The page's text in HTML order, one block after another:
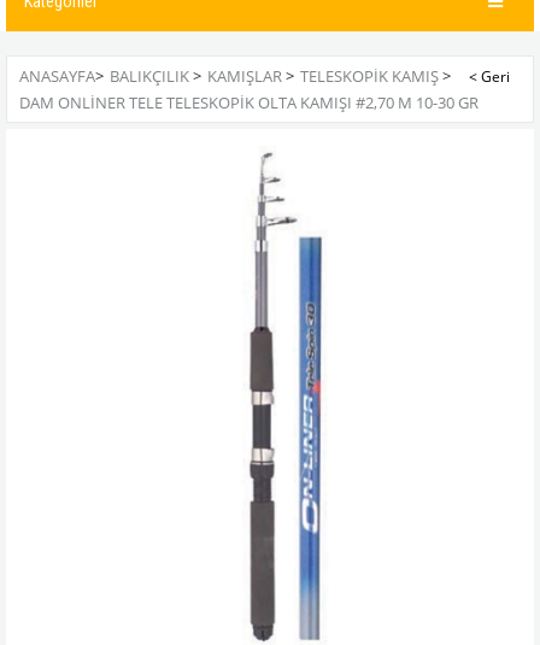
ANASAYFA> BALIKÇILIK> KAMIŞLAR> TELESKOPIK KAMIŞ>
DAM ONLINER TELE TELESKOPIK OLTA KAMIŞI #2,70 M 10-30 GR